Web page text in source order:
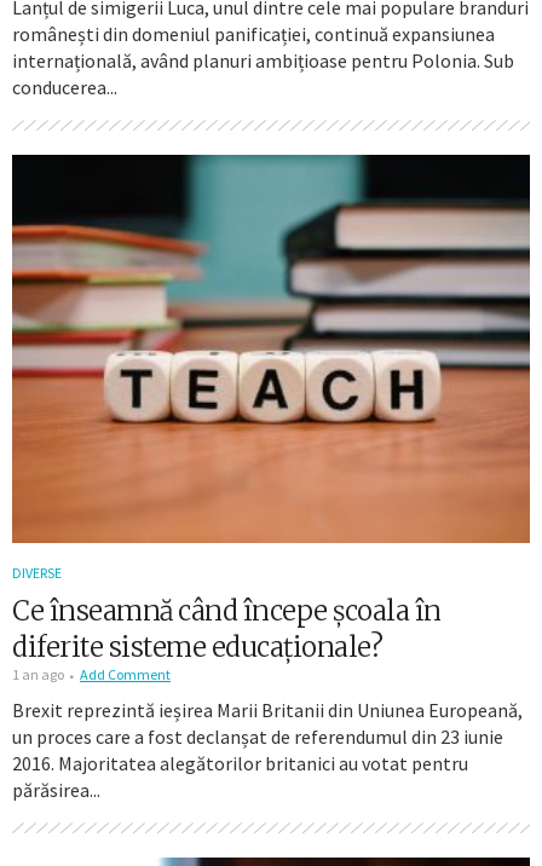
Lanțul de simigerii Luca, unul dintre cele mai populare branduri
românești din domeniul panificației, continuă expansiunea
internațională, având planuri ambițioase pentru Polonia. Sub
conducerea...
DIVERSE
Ce înseamnă când începe școala în
diferite sisteme educaționale?
1 an ago Add Comment
Brexit reprezintă ieșirea Marii Britanii din Uniunea Europeană,
un proces care a fost declanșat de referendumul din 23 iunie
2016. Majoritatea alegătorilor britanici au votat pentru
părăsirea...